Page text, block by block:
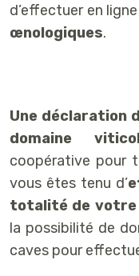
d’effectuer en
œnologiques.
Une déclaration
domaine
coopérative pour
vous êtes tenu d’
totalité de votre
la possibilité de
caves pour